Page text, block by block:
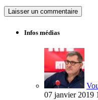
Infos médias
07 janvier 2019